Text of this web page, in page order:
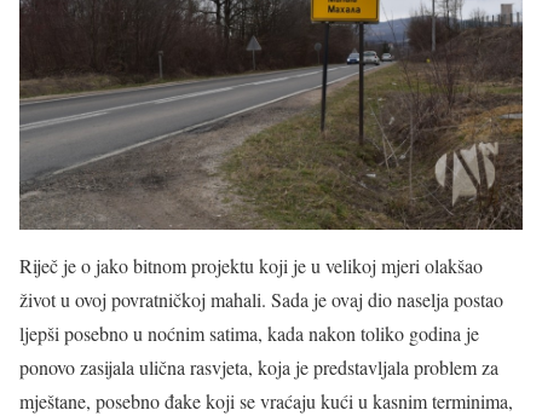
Riječ je o jako bitnom projektu koji je u velikoj mjeri olakšao
život u ovoj povratničkoj mahali. Sada je ovaj dio naselja postao
ljepši posebno u noćnim satima, kada nakon toliko godina je
ponovo zasijala ulična rasvjeta, koja je predstavljala problem za
mještane, posebno đake koji se vraćaju kući u kasnim terminima,